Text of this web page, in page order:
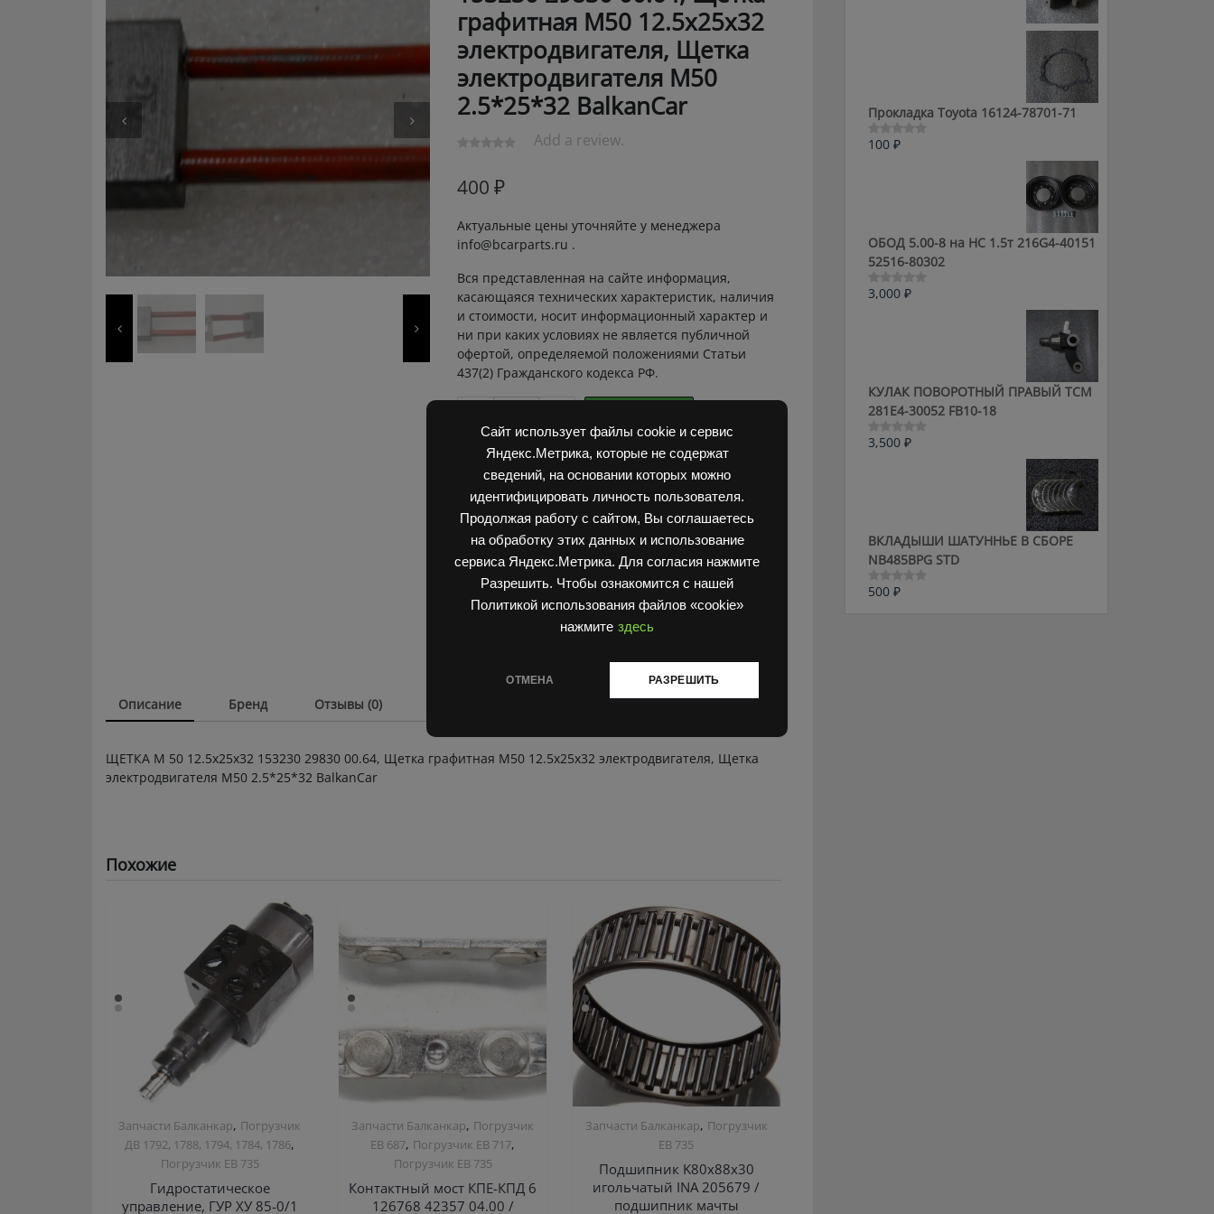
Сайт использует файлы cookie и сервис
Яндекс.Метрика, которые не содержат
сведений, на основании которых можно
идентифицировать личность пользователя.
Продолжая работу с сайтом, Вы соглашаетесь
на обработку этих данных и использование
сервиса Яндекс.Метрика. Для согласия нажмите
Разрешить. Чтобы ознакомится с нашей
Политикой использования файлов «cookie»
нажмите здесь
ОТМЕНА РАЗРЕШИТЬ
графитная М50 12.5x25x32
электродвигателя, Щетка
электродвигателя М50
2.5*25*32 BalkanCar
Add a review.
400 ₽
Актуальные цены уточняйте у менеджера
info@bcarparts.ru .
Вся представленная на сайте информация,
касающаяся технических характеристик, наличия
и стоимости, носит информационный характер и
ни при каких условиях не является публичной
офертой, определяемой положениями Статьи
437(2) Гражданского кодекса РФ.
ЩЕТКА
М
12.5x25x32
153230
29830
00.64,
Щетка
графитная
12.5x25x32
электродвигателя,
2.5*25*32
2D56208 Super
Категории:
Запчасти Балканкар ,Погрузчик ЕВ 687
Погрузчик ЕВ 717,Погрузчик ЕВ 735
Описание Бренд Отзывы (0)
ЩЕТКА М 50 12.5x25x32 153230 29830 00.64, Щетка графитная М50 12.5x25x32 электродвигателя, Щетка
электродвигателя М50 2.5*25*32 BalkanCar
Похожие
Запчасти Балканкар, Погрузчик
ДВ 1792, 1788, 1794, 1784, 1786,
Погрузчик ЕВ 735
Гидростатическое
управление, ГУР ХУ 85-0/1
Запчасти Балканкар, Погрузчик
ЕВ 687, Погрузчик ЕВ 717,
Погрузчик ЕВ 735
Контактный мост КПЕ-КПД 6
126768 42357 04.00 /
Запчасти Балканкар, Погрузчик
ЕВ 735
Подшипник K80х88х30
игольчатый INA 205679 /
подшипник мачты
Прокладка Toyota 16124-78701-71
Оценка
100 ₽
ОБОД 5.00-8 на HC 1.5т 216G4-40151
52516-80302
Оценка
3,000 ₽
КУЛАК ПОВОРОТНЫЙ ПРАВЫЙ ТСМ
281E4-30052 FB10-18
Оценка
3,500 ₽
ВКЛАДЫШИ ШАТУННЬЕ В СБОРЕ
NB485BPG STD
Оценка
500 ₽